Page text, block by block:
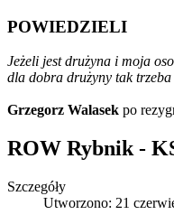
POWIEDZIELI
Jeżeli jest drużyna i moja
dla dobra drużyny tak trzeba
Grzegorz Walasek po
ROW Rybnik -
Szczegóły
Utworzono: 21